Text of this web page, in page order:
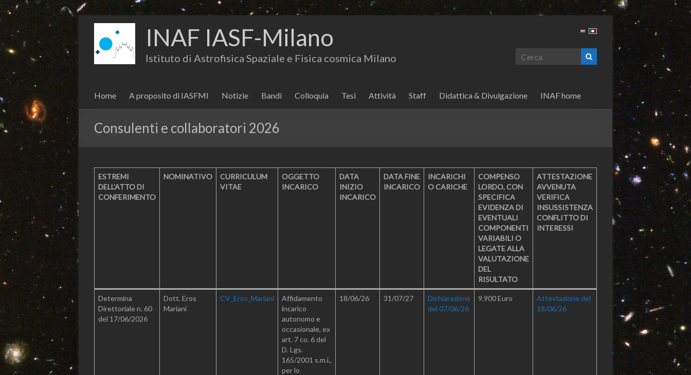
INAF IASF-Milano
Istituto di Astrofisica Spaziale e Fisica cosmica Milano
Home A proposito di IASFMI Notizie Bandi Colloquia Tesi Attività Staff Didattica & Divulgazione INAF home
Consulenti e collaboratori 2026
ESTREMI
DELL’ATTO DI
CONFERIMENTO
NOMINATIVO
CURRICULUM
VITAE
OGGETTO
INCARICO
DATA
INIZIO
INCARICO
DATA FINE
INCARICO
INCARICHI
O CARICHE
COMPENSO
LORDO, CON
SPECIFICA
EVIDENZA DI
EVENTUALI
COMPONENTI
VARIABILI O
LEGATE ALLA
VALUTAZIONE
DEL
RISULTATO
ATTESTAZIONE
AVVENUTA
VERIFICA
INSUSSISTENZA
CONFLITTO DI
INTERESSI
Determina
Direttoriale n. 60
del 17/06/2026
Dott. Eros
Mariani
CV_Eros_Mariani
Affidamento
incarico
autonomo e
occasionale, ex
art. 7 co. 6 del
D. Lgs.
165/2001 s.m.i.,
per lo
18/06/26 31/07/27
Dichiarazione
del 07/06/26
9.900 Euro
Attestazione del
18/06/26